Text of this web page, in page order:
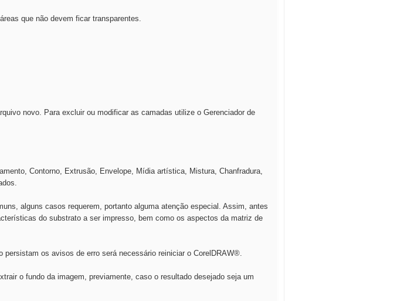
que não devem ficar transparentes.
novo. Para excluir ou modificar as camadas utilize o Gerenciador de
Contorno, Extrusão, Envelope, Mídia artística, Mistura, Chanfradura,
alguns casos requerem, portanto alguma atenção especial. Assim, antes
do substrato a ser impresso, bem como os aspectos da matriz de
os avisos de erro será necessário reiniciar o CorelDRAW®.
o fundo da imagem, previamente, caso o resultado desejado seja um